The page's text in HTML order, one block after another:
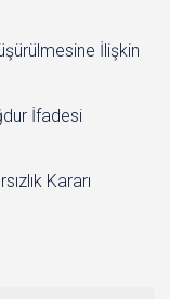
İlişkin
İfadesi
Kararı